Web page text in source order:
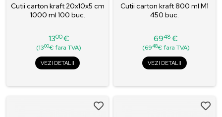
Cutii carton kraft 20x10x5 cm
1000 ml 100 buc.
Pret
1300€
(1300€ fara TVA)
VEZI DETALII
Cutii carton kraft 800 ml M1
450 buc.
Pret
6948 €
(6948€ fara TVA)
VEZI DETALII